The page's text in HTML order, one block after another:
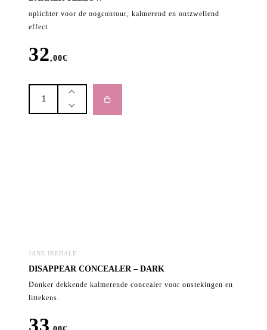
oplichter voor de oogcontour, kalmerend en ontzwellend
effect
32,00€
LIGHT
UNDER-
JANE IREDALE
DISAPPEAR CONCEALER – DARK
Donker dekkende kalmerende concealer voor onstekingen en
littekens.
33